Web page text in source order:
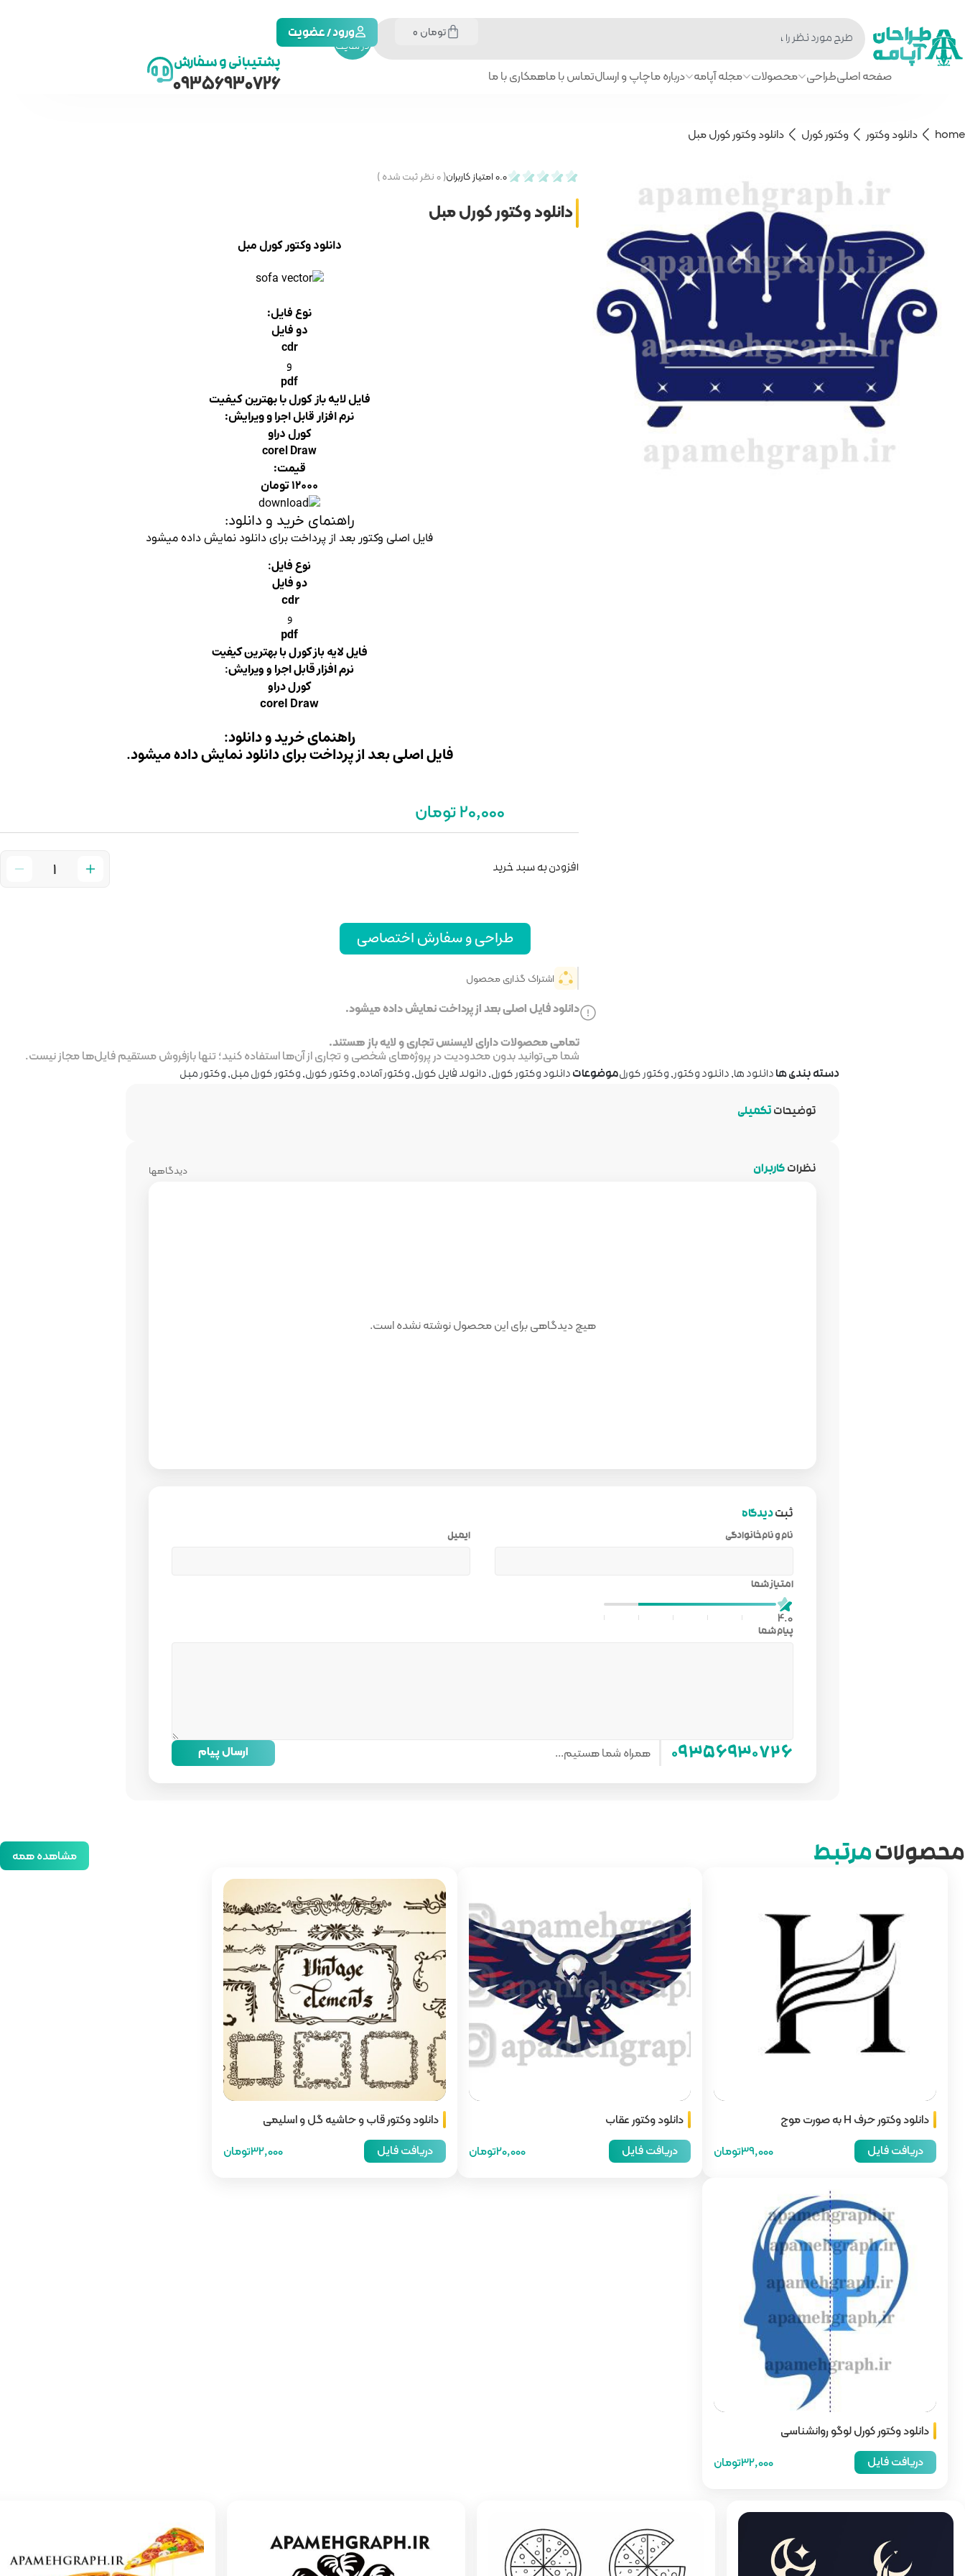
جستجو
در سایت
تومان ورود / عضویت
صفحه اصلیطراحی محصولات مجله آپامه درباره ماچاپ و ارسالتماس با ماهمکاری با ما
پشتیبانی و سفارش
09356930726
home دانلود وکتور وکتور کورل دانلود وکتور کورل مبل
0.0امتیاز کاربران(۰نظر ثبت شده )
دانلود وکتور کورل مبل
دانلود وکتور کورل مبل
نوع فایل:
دو فایل
cdr
و
pdf
فایل لایه باز کورل با بهترین کیفیت
نرم افزار قابل اجرا و ویرایش:
کورل دراو
corel Draw
قیمت:
۱۲۰۰۰ تومان
راهنمای خرید و دانلود:
فایل اصلی وکتور بعد از پرداخت برای دانلود نمایش داده میشود
نوع فایل:
دو فایل
cdr
و
pdf
فایل لایه باز کورل با بهترین کیفیت
نرم افزار قابل اجرا و ویرایش:
کورل دراو
corel Draw
راهنمای خرید و دانلود:
فایل اصلی بعد از پرداخت برای دانلود نمایش داده میشود.
20,000 تومان
افزودن به سبد خرید
طراحی و سفارش اختصاصی
اشتراک گذاری محصول
دانلود فایل اصلی بعد از پرداخت نمایش داده میشود.
تمامی محصولات دارای لایسنس تجاری و لایه باز هستند.
شما می‌توانید بدون محدودیت در پروژه‌های شخصی و تجاری از آن‌ها استفاده کنید؛ تنها بازفروش مستقیم فایل‌ها مجاز نیست.
دسته بندی هادانلود ها,دانلود وکتور,وکتور کورلموضوعاتدانلود وکتور کورل,دانولد فایل کورل,وکتور آماده,وکتور کورل,وکتور کورل مبل,وکتور مبل
توضیحاتتکمیلی
نظراتکاربران دیدگاهها
هیچ دیدگاهی برای این محصول نوشته نشده است.
ثبتدیدگاه
امتیاز شما
4.0
پیام شما
نام و نام‌خانوادگی ایمیل
۰۹۳۵۶۹۳۰۷۲۶ همراه شما هستیم... ارسال پیام
محصولاتمرتبط مشاهده همه
دانلود وکتور حرف H به صورت موج
دریافت فایل
39,000تومان
دانلود وکتور عقاب
دریافت فایل
20,000تومان
دانلود وکتور قاب و حاشیه گل و اسلیمی
دریافت فایل
32,000تومان
دانلود وکتور کورل لوگو روانشناسی
دریافت فایل
32,000تومان